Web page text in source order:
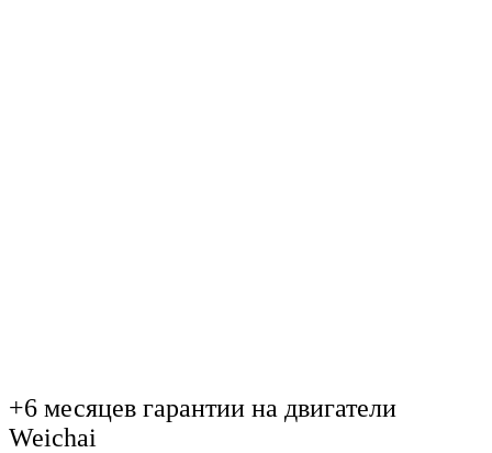
+6 месяцев гарантии на двигатели
Weichai